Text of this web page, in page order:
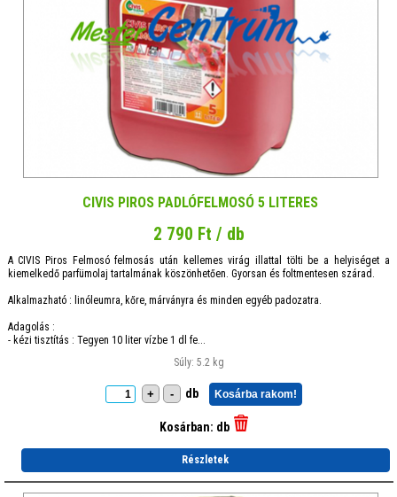
CIVIS PIROS PADLÓFELMOSÓ 5 LITERES
2 790 Ft / db
A CIVIS Piros Felmosó felmosás után kellemes virág illattal tölti be a helyiséget a
kiemelkedő parfümolaj tartalmának köszönhetően. Gyorsan és foltmentesen szárad.
Alkalmazható : linóleumra, kőre, márványra és minden egyéb padozatra.
Adagolás :
- kézi tisztítás : Tegyen 10 liter vízbe 1 dl fe...
Súly: 5.2 kg
+ - db Kosárba rakom!
Kosárban: db
Részletek